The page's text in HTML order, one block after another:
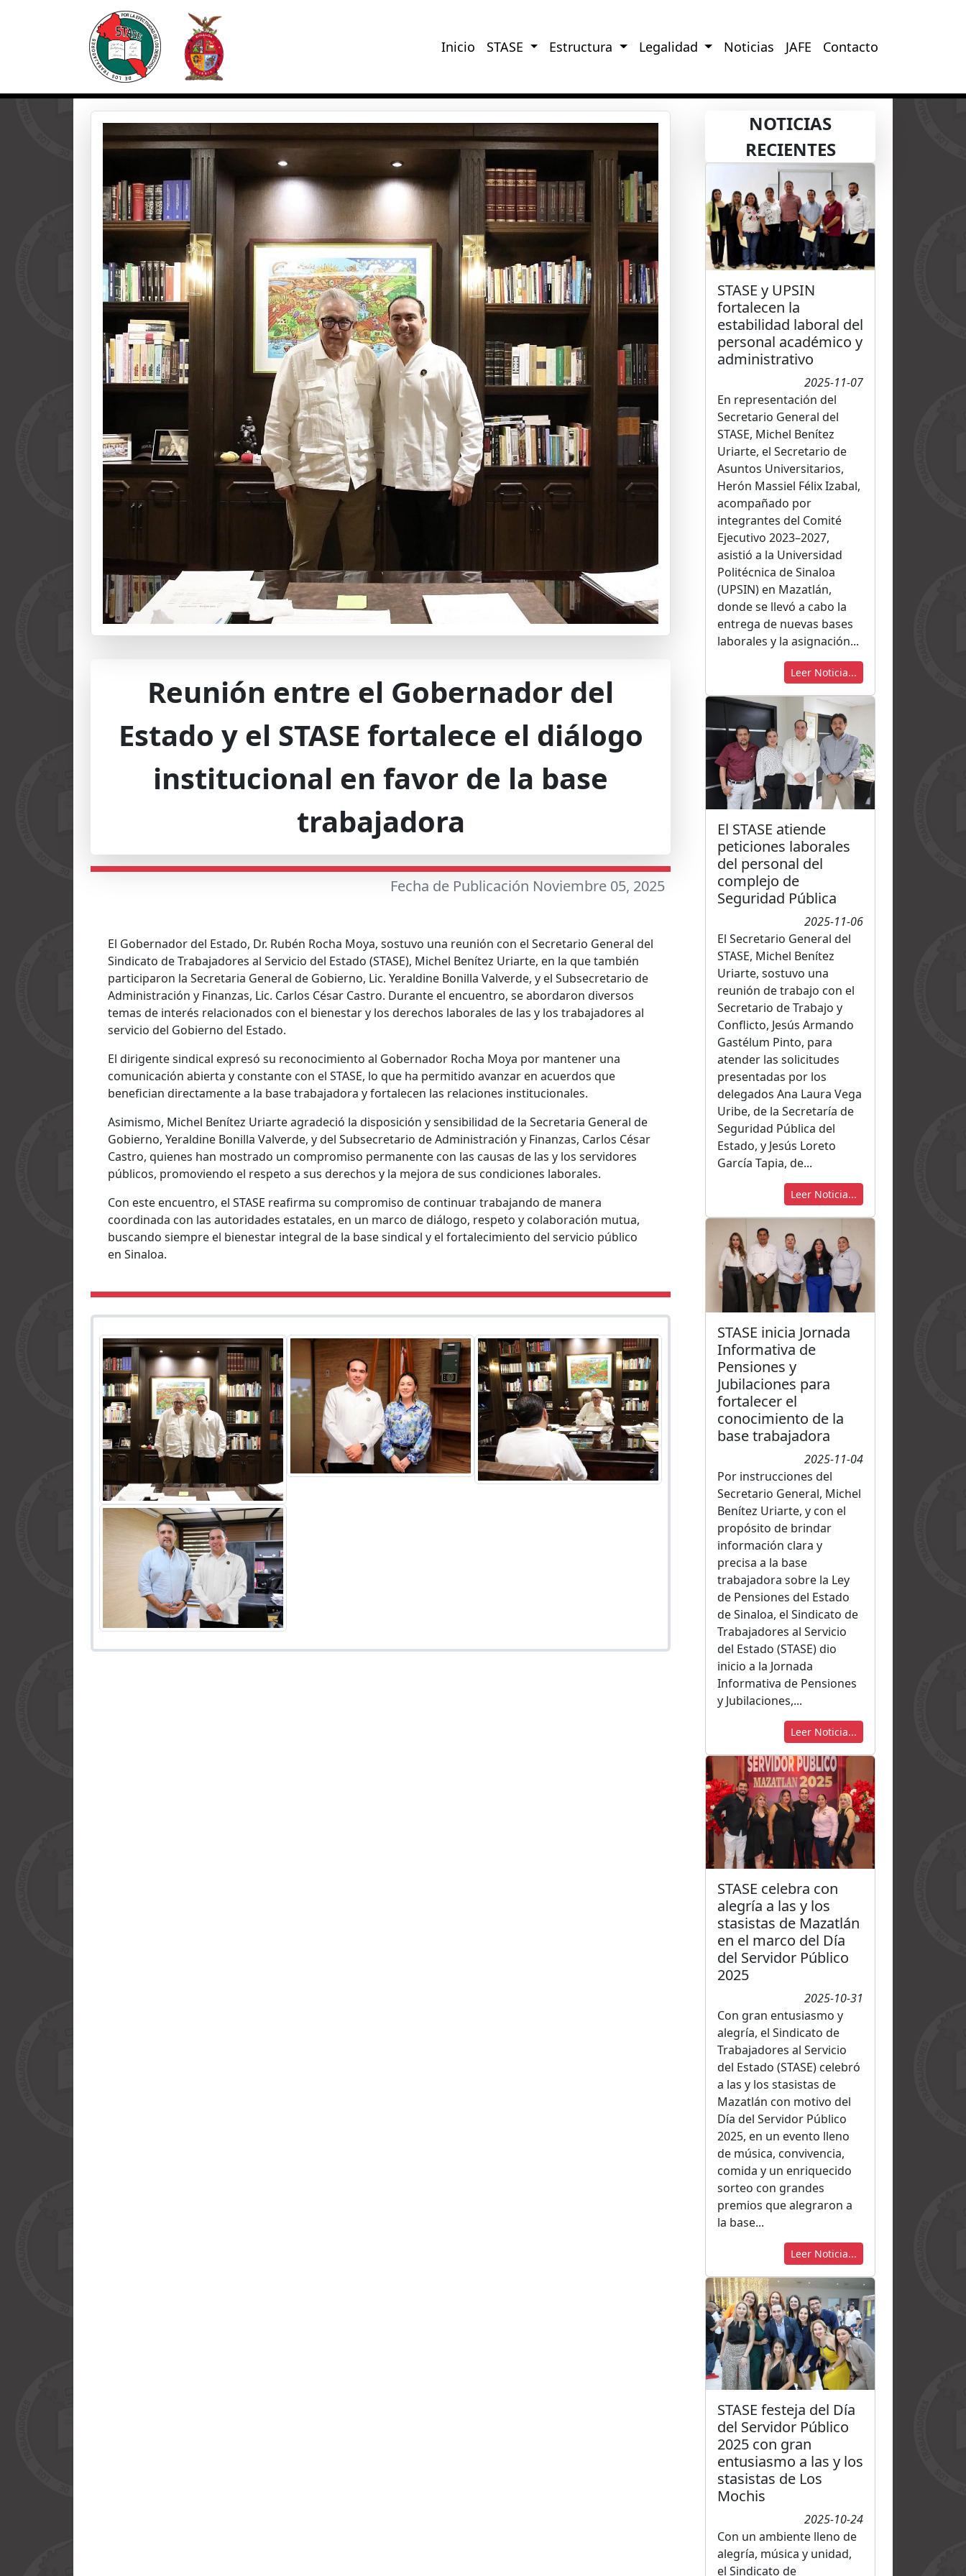
Inicio STASE Estructura Legalidad Noticias JAFE Contacto
Reunión entre el Gobernador del
Estado y el STASE fortalece el diálogo
institucional en favor de la base
trabajadora
Fecha de Publicación Noviembre 05, 2025
El Gobernador del Estado, Dr. Rubén Rocha Moya, sostuvo una reunión con el Secretario General del
Sindicato de Trabajadores al Servicio del Estado (STASE), Michel Benítez Uriarte, en la que también
participaron la Secretaria General de Gobierno, Lic. Yeraldine Bonilla Valverde, y el Subsecretario de
Administración y Finanzas, Lic. Carlos César Castro. Durante el encuentro, se abordaron diversos
temas de interés relacionados con el bienestar y los derechos laborales de las y los trabajadores al
servicio del Gobierno del Estado.
El dirigente sindical expresó su reconocimiento al Gobernador Rocha Moya por mantener una
comunicación abierta y constante con el STASE, lo que ha permitido avanzar en acuerdos que
benefician directamente a la base trabajadora y fortalecen las relaciones institucionales.
Asimismo, Michel Benítez Uriarte agradeció la disposición y sensibilidad de la Secretaria General de
Gobierno, Yeraldine Bonilla Valverde, y del Subsecretario de Administración y Finanzas, Carlos César
Castro, quienes han mostrado un compromiso permanente con las causas de las y los servidores
públicos, promoviendo el respeto a sus derechos y la mejora de sus condiciones laborales.
Con este encuentro, el STASE reafirma su compromiso de continuar trabajando de manera
coordinada con las autoridades estatales, en un marco de diálogo, respeto y colaboración mutua,
buscando siempre el bienestar integral de la base sindical y el fortalecimiento del servicio público
en Sinaloa.
NOTICIAS
RECIENTES
STASE y UPSIN
fortalecen la
estabilidad laboral del
personal académico y
administrativo
2025-11-07
En representación del
Secretario General del
STASE, Michel Benítez
Uriarte, el Secretario de
Asuntos Universitarios,
Herón Massiel Félix Izabal,
acompañado por
integrantes del Comité
Ejecutivo 2023–2027,
asistió a la Universidad
Politécnica de Sinaloa
(UPSIN) en Mazatlán,
donde se llevó a cabo la
entrega de nuevas bases
laborales y la asignación...
Leer Noticia...
El STASE atiende
peticiones laborales
del personal del
complejo de
Seguridad Pública
2025-11-06
El Secretario General del
STASE, Michel Benítez
Uriarte, sostuvo una
reunión de trabajo con el
Secretario de Trabajo y
Conflicto, Jesús Armando
Gastélum Pinto, para
atender las solicitudes
presentadas por los
delegados Ana Laura Vega
Uribe, de la Secretaría de
Seguridad Pública del
Estado, y Jesús Loreto
García Tapia, de...
Leer Noticia...
STASE inicia Jornada
Informativa de
Pensiones y
Jubilaciones para
fortalecer el
conocimiento de la
base trabajadora
2025-11-04
Por instrucciones del
Secretario General, Michel
Benítez Uriarte, y con el
propósito de brindar
información clara y
precisa a la base
trabajadora sobre la Ley
de Pensiones del Estado
de Sinaloa, el Sindicato de
Trabajadores al Servicio
del Estado (STASE) dio
inicio a la Jornada
Informativa de Pensiones
y Jubilaciones,...
Leer Noticia...
STASE celebra con
alegría a las y los
stasistas de Mazatlán
en el marco del Día
del Servidor Público
2025
2025-10-31
Con gran entusiasmo y
alegría, el Sindicato de
Trabajadores al Servicio
del Estado (STASE) celebró
a las y los stasistas de
Mazatlán con motivo del
Día del Servidor Público
2025, en un evento lleno
de música, convivencia,
comida y un enriquecido
sorteo con grandes
premios que alegraron a
la base...
Leer Noticia...
STASE festeja del Día
del Servidor Público
2025 con gran
entusiasmo a las y los
stasistas de Los
Mochis
2025-10-24
Con un ambiente lleno de
alegría, música y unidad,
el Sindicato de